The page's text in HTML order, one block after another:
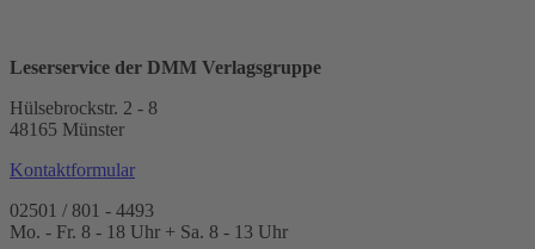
Leserservice der DMM Verlagsgruppe
Hülsebrockstr. 2 - 8
48165 Münster
Kontaktformular
02501 / 801 - 4493
Mo. - Fr. 8 - 18 Uhr + Sa. 8 - 13 Uhr